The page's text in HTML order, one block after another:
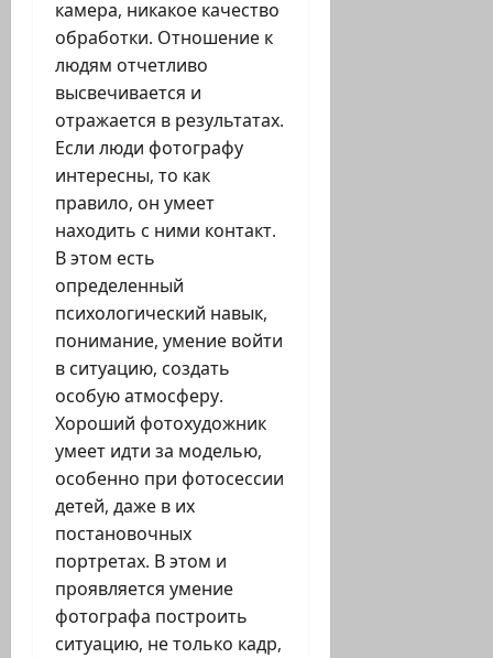
камера, никакое качество
обработки. Отношение к
людям отчетливо
высвечивается и
отражается в результатах.
Если люди фотографу
интересны, то как
правило, он умеет
находить с ними контакт.
В этом есть
определенный
психологический навык,
понимание, умение войти
в ситуацию, создать
особую атмосферу.
Хороший фотохудожник
умеет идти за моделью,
особенно при фотосессии
детей, даже в их
постановочных
портретах. В этом и
проявляется умение
фотографа построить
ситуацию, не только кадр,